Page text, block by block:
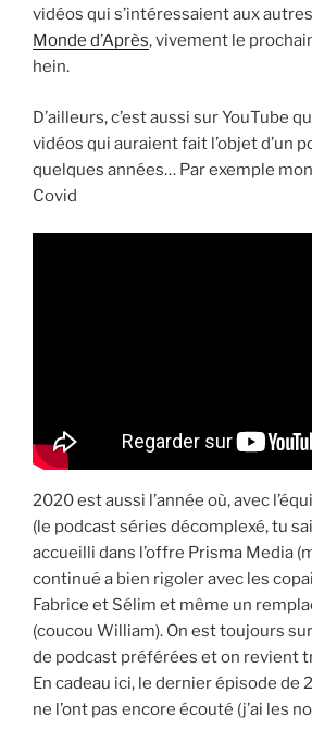
vidéos qui s’intéressaient aux
Monde d’Après, vivement le
hein.
D’ailleurs, c’est aussi sur YouTube
vidéos qui auraient fait l’objet d’un
quelques années… Par exemple
Covid
2020 est aussi l’année où, avec
(le podcast séries décomplexé, tu
accueilli dans l’offre Prisma Media
continué a bien rigoler avec les
Fabrice et Sélim et même un
(coucou William). On est toujours
de podcast préférées et on revient
En cadeau ici, le dernier épisode de
ne l’ont pas encore écouté (j’ai les